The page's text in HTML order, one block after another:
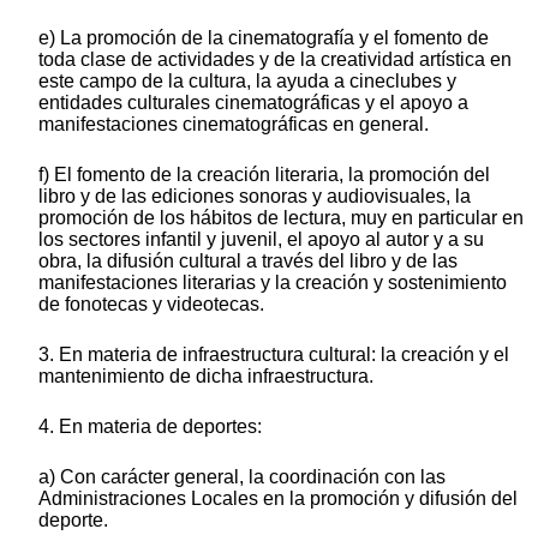
e) La promoción de la cinematografía y el fomento de
toda clase de actividades y de la creatividad artística en
este campo de la cultura, la ayuda a cineclubes y
entidades culturales cinematográficas y el apoyo a
manifestaciones cinematográficas en general.
f) El fomento de la creación literaria, la promoción del
libro y de las ediciones sonoras y audiovisuales, la
promoción de los hábitos de lectura, muy en particular en
los sectores infantil y juvenil, el apoyo al autor y a su
obra, la difusión cultural a través del libro y de las
manifestaciones literarias y la creación y sostenimiento
de fonotecas y videotecas.
3. En materia de infraestructura cultural: la creación y el
mantenimiento de dicha infraestructura.
4. En materia de deportes:
a) Con carácter general, la coordinación con las
Administraciones Locales en la promoción y difusión del
deporte.